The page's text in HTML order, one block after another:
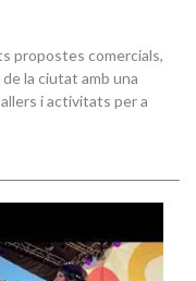
propostes comercials,
la ciutat amb una
i activitats per a